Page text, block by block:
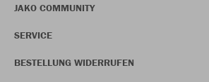
JAKO COMMUNITY
SERVICE
BESTELLUNG WIDERRUFEN